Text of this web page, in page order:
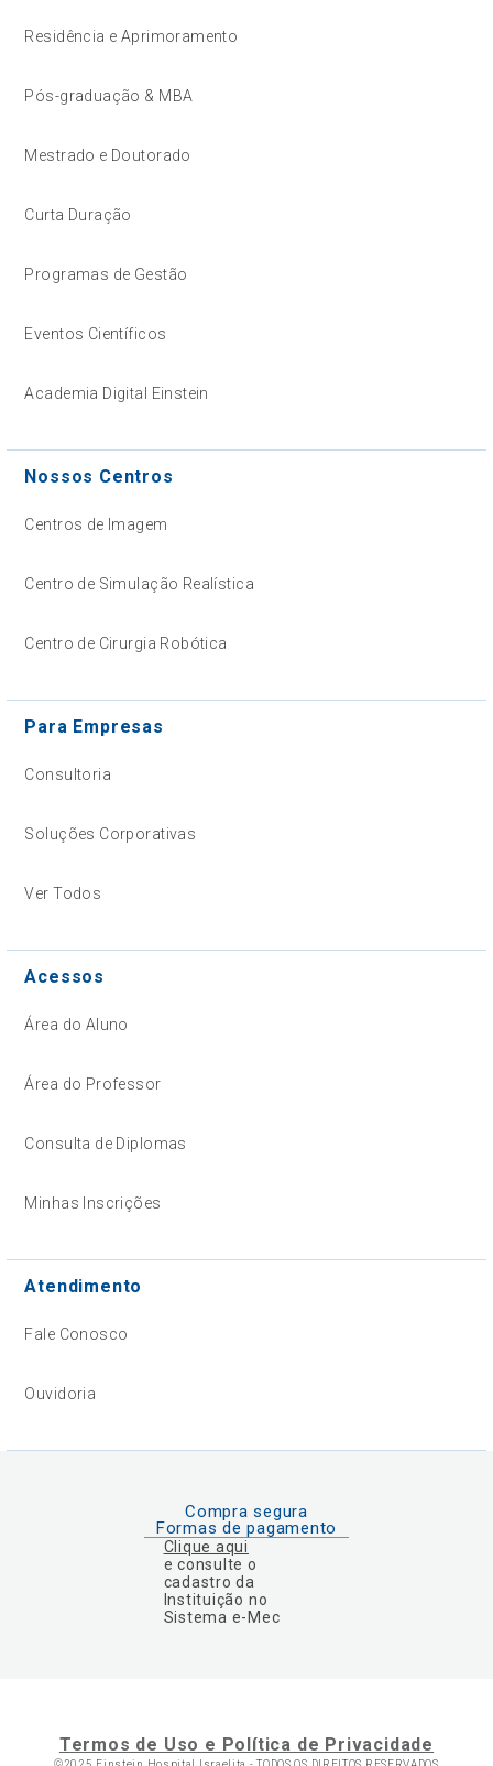
Residência e Aprimoramento
Pós-graduação & MBA
Mestrado e Doutorado
Curta Duração
Programas de Gestão
Eventos Científicos
Academia Digital Einstein
Nossos Centros
Centros de Imagem
Centro de Simulação Realística
Centro de Cirurgia Robótica
Para Empresas
Consultoria
Soluções Corporativas
Ver Todos
Acessos
Área do Aluno
Área do Professor
Consulta de Diplomas
Minhas Inscrições
Atendimento
Fale Conosco
Ouvidoria
Compra segura
Formas de pagamento
Clique aqui
e consulte o
cadastro da
Instituição no
Sistema e-Mec
Termos de Uso e Política de Privacidade